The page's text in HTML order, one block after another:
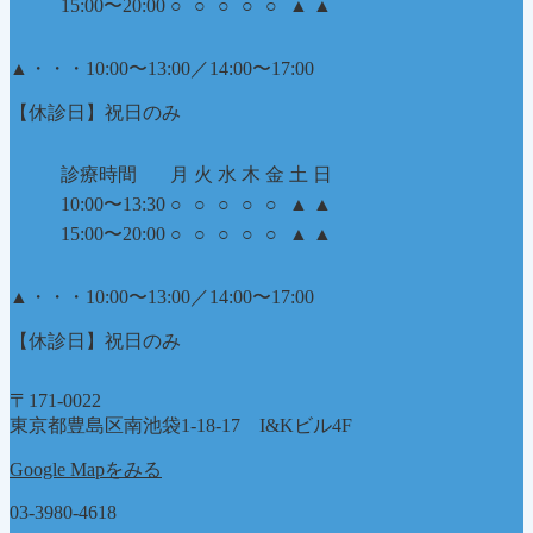
15:00〜20:00 ○ ○ ○ ○ ○ ▲ ▲
▲ ・・・10:00〜13:00／14:00〜17:00
【休診日】祝日のみ
診療時間 月 火 水 木 金 土 日
10:00〜13:30 ○ ○ ○ ○ ○ ▲
▲
15:00〜20:00 ○ ○ ○ ○ ○ ▲ ▲
▲ ・・・10:00〜13:00／14:00〜17:00
【休診日】祝日のみ
〒171-0022
東京都豊島区南池袋1-18-17 I&Kビル4F
Google Mapをみる
03-3980-4618